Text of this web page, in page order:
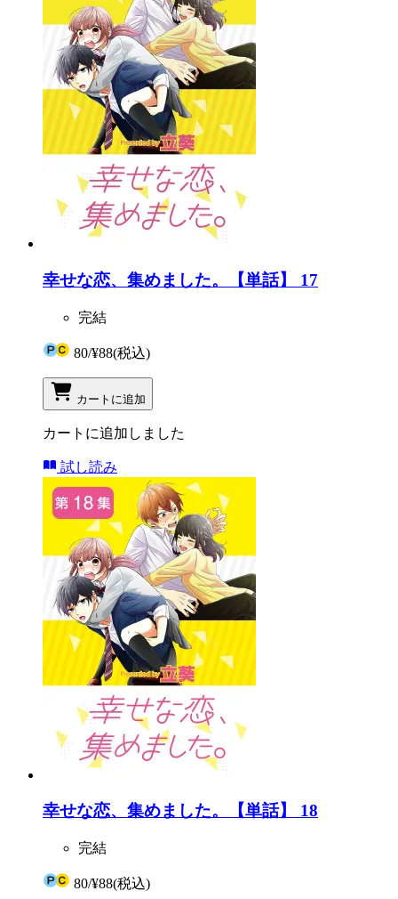
幸せな恋、集めました。【単話】 17
完結
80/¥88(税込)
カートに追加
カートに追加しました
試し読み
幸せな恋、集めました。【単話】 18
完結
80/¥88(税込)